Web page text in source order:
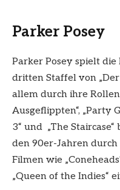
Parker Posey
Parker Posey spielt
dritten Staffel von
allem durch ihre
Ausgeflippten“, „Party
3“ und „The
den 90er-Jahren
Filmen wie
„Queen of the Indies“